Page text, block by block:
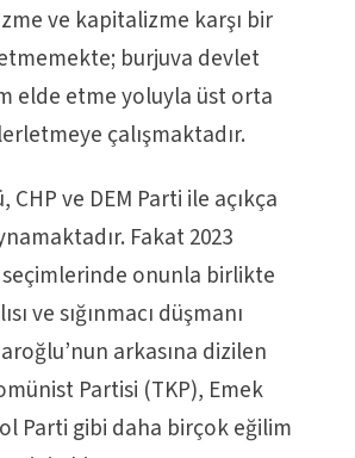
ve kapitalizme karşı bir
burjuva devlet
elde etme yoluyla üst orta
çalışmaktadır.
ve DEM Parti ile açıkça
Fakat 2023
seçimlerinde onunla birlikte
ve sığınmacı düşmanı
arkasına dizilen
Partisi (TKP), Emek
Parti gibi daha birçok eğilim